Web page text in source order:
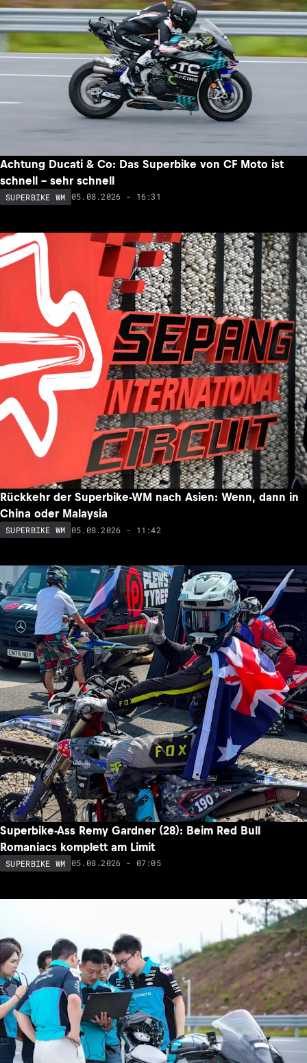
Achtung Ducati & Co: Das Superbike von CF Moto ist
schnell – sehr schnell
SUPERBIKE WM 05.08.2026 - 16:31
Rückkehr der Superbike-WM nach Asien: Wenn, dann in
China oder Malaysia
SUPERBIKE WM 05.08.2026 - 11:42
Superbike-Ass Remy Gardner (28): Beim Red Bull
Romaniacs komplett am Limit
SUPERBIKE WM 05.08.2026 - 07:05